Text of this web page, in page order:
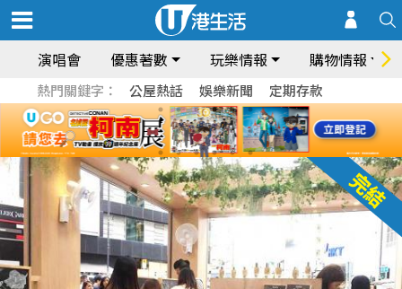
演唱會 優惠著數 玩樂情報 購物情報
熱門關鍵字： 公屋熱話 娛樂新聞 定期存款